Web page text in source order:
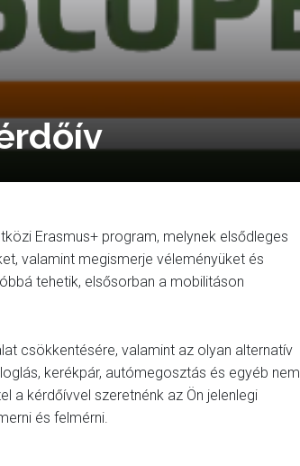
Erasmus+ program, melynek elsődleges
valamint megismerje véleményüket és
tehetik, elsősorban a mobilitáson
csökkentésére, valamint az olyan alternatív
kerékpár, autómegosztás és egyéb nem
a kérdőívvel szeretnénk az Ön jelenlegi
és felmérni.